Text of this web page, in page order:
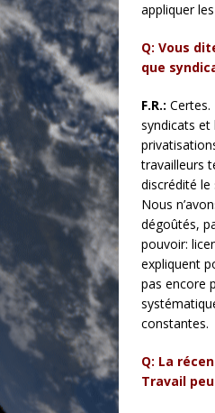
appliquer
Q: Vous
que
F.R.:
syndicats et
travailleurs
discrédité le
Nous
dégoûtés,
pouvoir:
expliquent
pas encore
constantes.
Q: La
Travail